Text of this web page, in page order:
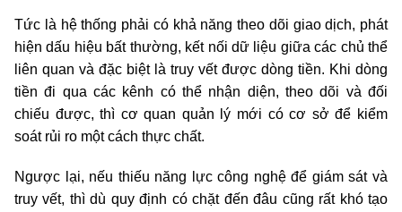
Tức là hệ thống phải có khả năng theo dõi giao dịch, phát
hiện dấu hiệu bất thường, kết nối dữ liệu giữa các chủ thể
liên quan và đặc biệt là truy vết được dòng tiền. Khi dòng
tiền đi qua các kênh có thể nhận diện, theo dõi và đối
chiếu được, thì cơ quan quản lý mới có cơ sở để kiểm
soát rủi ro một cách thực chất.
Ngược lại, nếu thiếu năng lực công nghệ để giám sát và
truy vết, thì dù quy định có chặt đến đâu cũng rất khó tạo